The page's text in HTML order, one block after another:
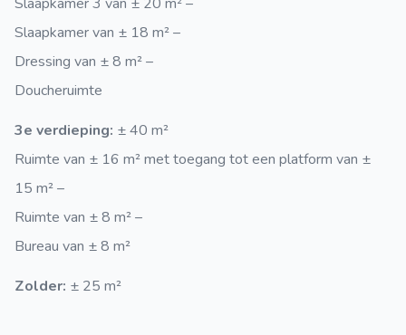
Slaapkamer van ± 18 m² –
Dressing van ± 8 m² –
Doucheruimte
3e verdieping: ± 40 m²
Ruimte van ± 16 m² met toegang tot een platform van ±
15 m² –
Ruimte van ± 8 m² –
Bureau van ± 8 m²
Zolder: ± 25 m²